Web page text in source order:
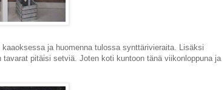
ja huomenna tulossa synttärivieraita. Lisäksi
pitäisi setviä. Joten koti kuntoon tänä viikonloppuna ja